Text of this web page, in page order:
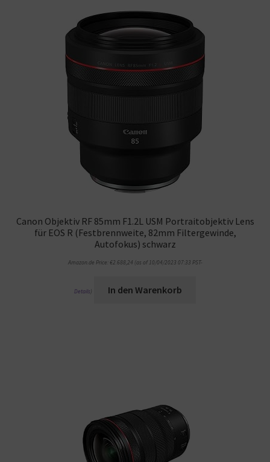
Canon Objektiv RF 85mm F1.2L USM Portraitobjektiv Lens
für EOS R (Festbrennweite, 82mm Filtergewinde,
Autofokus) schwarz
Amazon.de Price: €2.688,24 (as of 10/04/2023 07:33 PST-
Details In den Warenkorb